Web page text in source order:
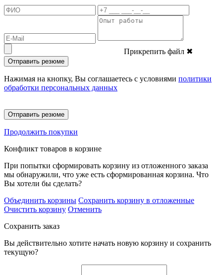
Прикрепить файл ✖
Отправить резюме
Нажимая на кнопку, Вы соглашаетесь с условиями политики
обработки персональных данных
Отправить резюме
Продолжить покупки
Конфликт товаров в корзине
При попытки сформировать корзину из отложенного заказа
мы обнаружили, что уже есть сформированная корзина. Что
Вы хотели бы сделать?
Объединить корзины Сохранить корзину в отложенные
Очистить корзину Отменить
Сохранить заказ
Вы действительно хотите начать новую корзину и сохранить
текущую?